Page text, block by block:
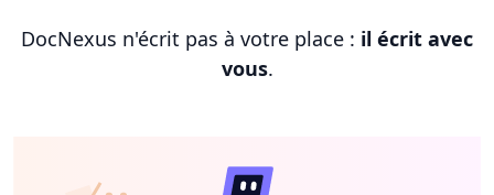
DocNexus n'écrit pas à votre place : il écrit avec
vous.